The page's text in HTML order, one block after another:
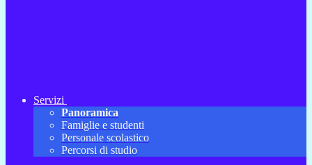
Servizi
Panoramica
Famiglie e studenti
Personale scolastico
Percorsi di studio